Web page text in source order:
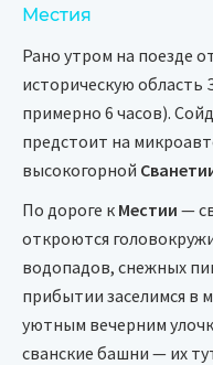
Местия
Рано утром на поезде
историческую область
примерно 6 часов).
предстоит на
высокогорной
По дороге к Местии —
откроются
водопадов, снежных
прибытии заселимся в
уютным вечерним
сванские башни — их